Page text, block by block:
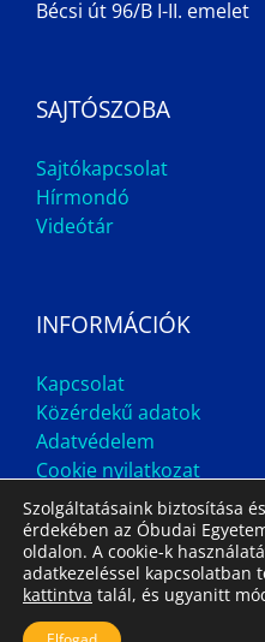
Bécsi út 96/B I-II. emelet
SAJTÓSZOBA
Sajtókapcsolat
Hírmondó
Videótár
INFORMÁCIÓK
Kapcsolat
Közérdekű adatok
Adatvédelem
Cookie nyilatkozat
Impresszum
Szolgáltatásaink biztosítása
érdekében az Óbudai
oldalon. A cookie-k
adatkezeléssel kapcsolatban
kattintva talál, és ugyanitt